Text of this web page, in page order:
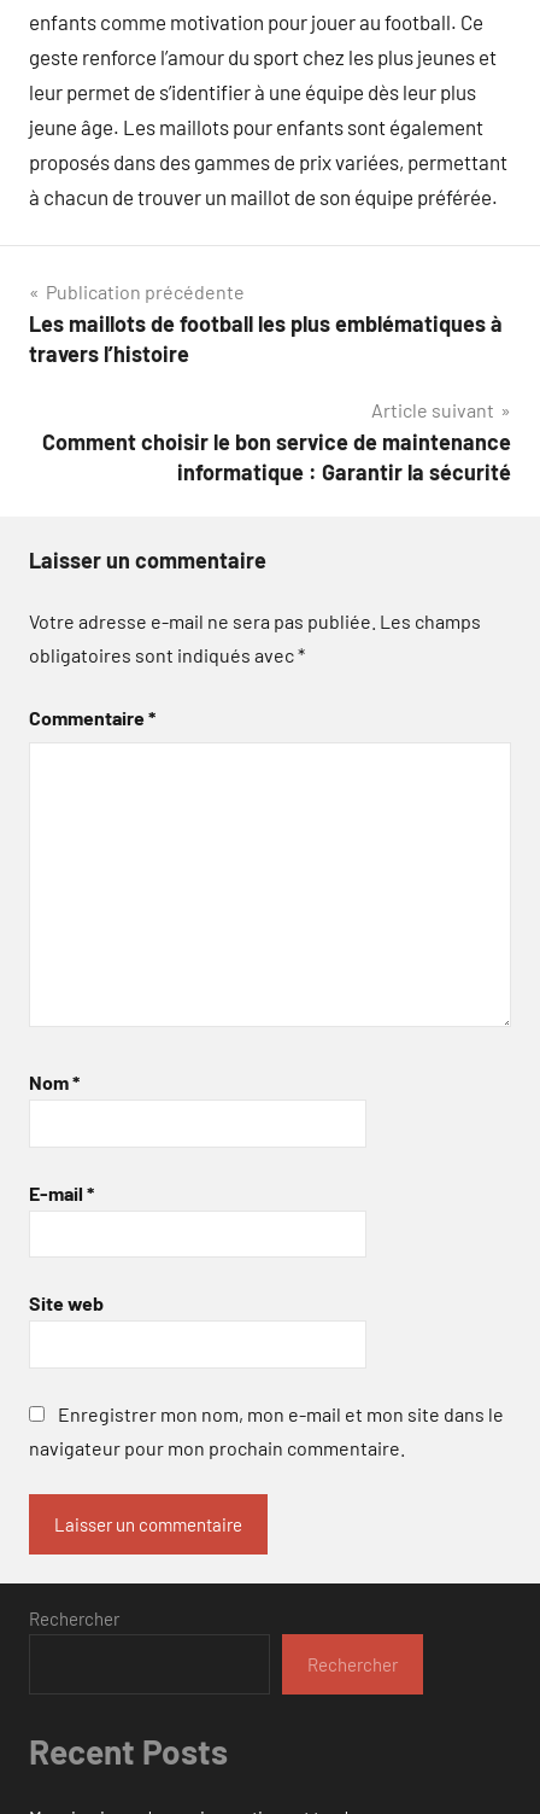
enfants comme motivation pour jouer au football. Ce
geste renforce l’amour du sport chez les plus jeunes et
leur permet de s’identifier à une équipe dès leur plus
jeune âge. Les maillots pour enfants sont également
proposés dans des gammes de prix variées, permettant
à chacun de trouver un maillot de son équipe préférée.
Navigation
de
Publication précédente
Les maillots de football les plus emblématiques à
travers l’histoire
Article suivant
Comment choisir le bon service de maintenance
informatique : Garantir la sécurité
Laisser un commentaire
Votre adresse e-mail ne sera pas publiée. Les champs
obligatoires sont indiqués avec*
Commentaire*
Nom*
E-mail *
Site web
Enregistrer mon nom, mon e-mail et mon site dans le
navigateur pour mon prochain commentaire.
Rechercher
Rechercher
Recent Posts